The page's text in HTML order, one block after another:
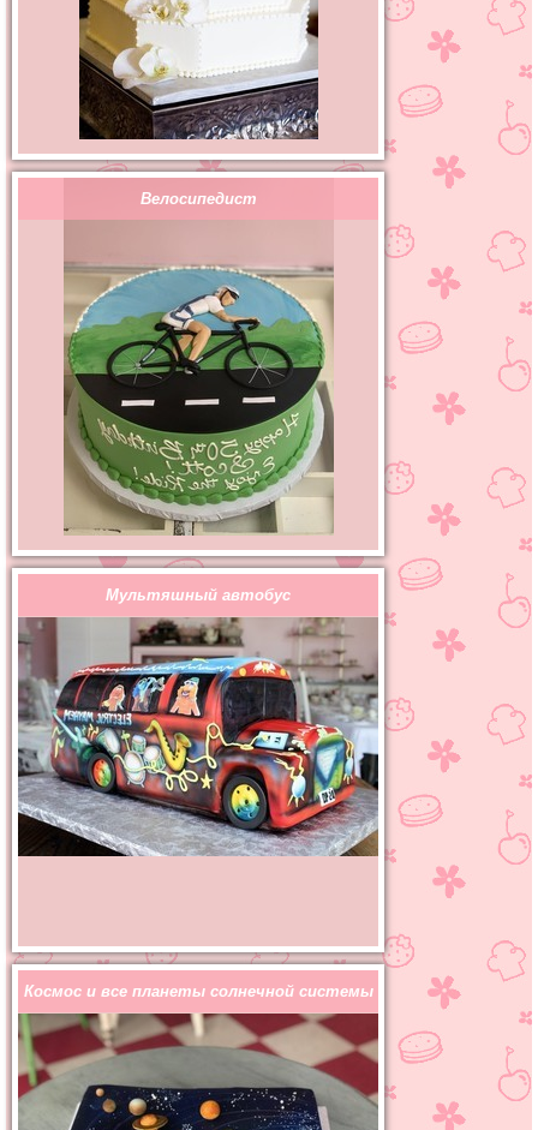
Велосипедист
Мультяшный автобус
Космос и все планеты солнечной системы